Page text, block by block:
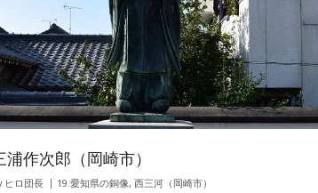
浦作次郎（岡崎市）
ヒロ団長 19.愛知県の銅像, 西三河（岡崎市）